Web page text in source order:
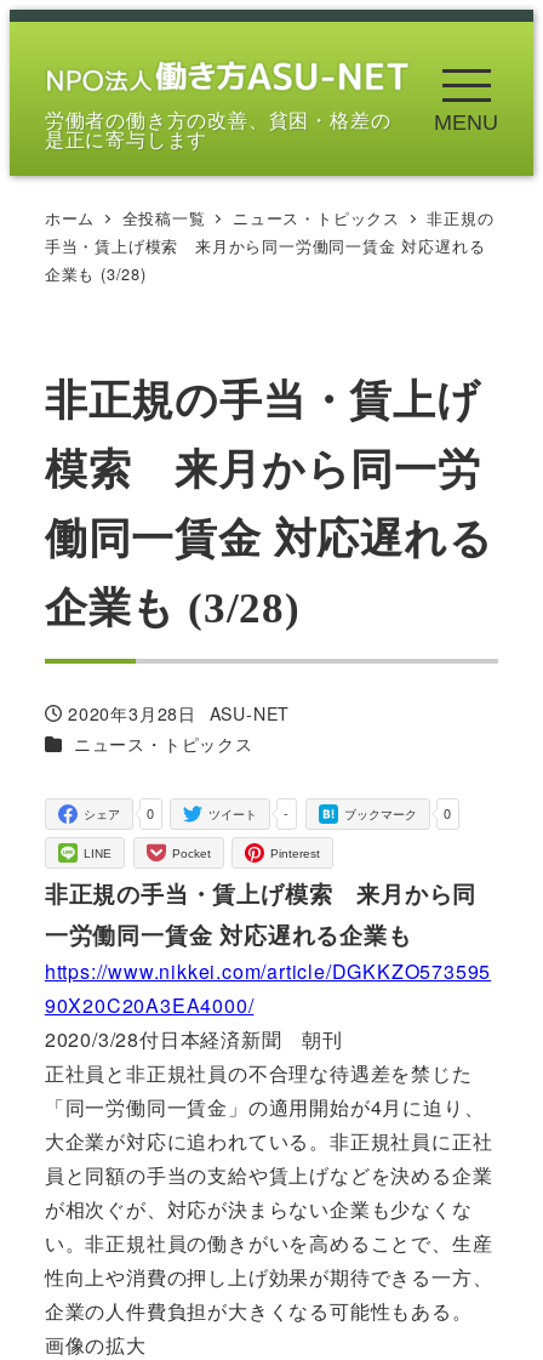
メ
労働者の働き方の改善、貧困・格差の
是正に寄与します
MENU
ホーム 全投稿一覧 ニュース・トピックス
非正規の
手当・賃上げ模索 来月から同一労働同一賃金 対応遅れる
企業も (3/28)
非正規の手当・賃上げ
模索 来月から同一労
働同一賃金 対応遅れる
企業も (3/28)
投稿日
2020年3月28日
著
者
ASU-NET
カテゴリー
ニュース・トピックス
0
シェア -
ツイート 0
ブックマーク
LINE Pocket Pinterest
非正規の手当・賃上げ模索 来月から同
一労働同一賃金 対応遅れる企業も
https://www.nikkei.com/article/DGKKZO573595
90X20C20A3EA4000/
2020/3/28付日本経済新聞 朝刊
正社員と非正規社員の不合理な待遇差を禁じた
「同一労働同一賃金」の適用開始が4月に迫り、
大企業が対応に追われている。非正規社員に正社
員と同額の手当の支給や賃上げなどを決める企業
が相次ぐが、対応が決まらない企業も少なくな
い。非正規社員の働きがいを高めることで、生産
性向上や消費の押し上げ効果が期待できる一方、
企業の人件費負担が大きくなる可能性もある。
画像の拡大